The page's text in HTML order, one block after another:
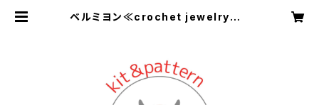
ベルミヨン≪crochet jewelry K